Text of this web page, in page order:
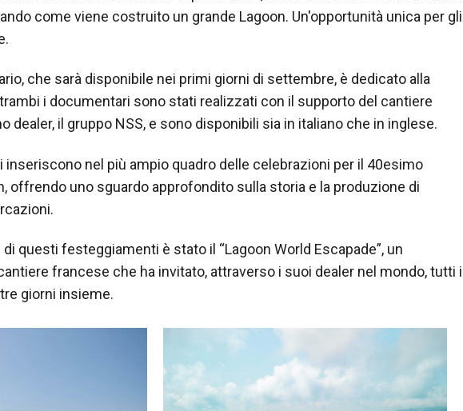
come viene costruito un grande Lagoon. Un'opportunità unica per gli
che sarà disponibile nei primi giorni di settembre, è dedicato alla
i documentari sono stati realizzati con il supporto del cantiere
dealer, il gruppo NSS, e sono disponibili sia in italiano che in inglese.
inseriscono nel più ampio quadro delle celebrazioni per il 40esimo
offrendo uno sguardo approfondito sulla storia e la produzione di
questi festeggiamenti è stato il “Lagoon World Escapade”, un
francese che ha invitato, attraverso i suoi dealer nel mondo, tutti i
giorni insieme.